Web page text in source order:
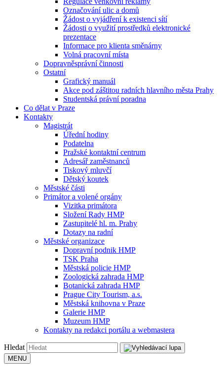
Označování ulic a domů
Žádost o vyjádření k existenci sítí
Žádosti o využití prostředků elektronické
prezentace
Informace pro klienta směnárny
Volná pracovní místa
Dopravněsprávní činnosti
Ostatní
Grafický manuál
Akce pod záštitou radních hlavního města Prahy
Studentská právní poradna
Co dělat v Praze
Kontakty
Magistrát
Úřední hodiny
Podatelna
Pražské kontaktní centrum
Adresář zaměstnanců
Tiskový mluvčí
Dětský koutek
Městské části
Primátor a volené orgány
Vizitka primátora
Složení Rady HMP
Zastupitelé hl. m. Prahy
Dotazy na radní
Městské organizace
Dopravní podnik HMP
TSK Praha
Městská policie HMP
Zoologická zahrada HMP
Botanická zahrada HMP
Prague City Tourism, a.s.
Městská knihovna v Praze
Galerie HMP
Muzeum HMP
Kontakty na redakci portálu a webmastera
Hledat
MENU